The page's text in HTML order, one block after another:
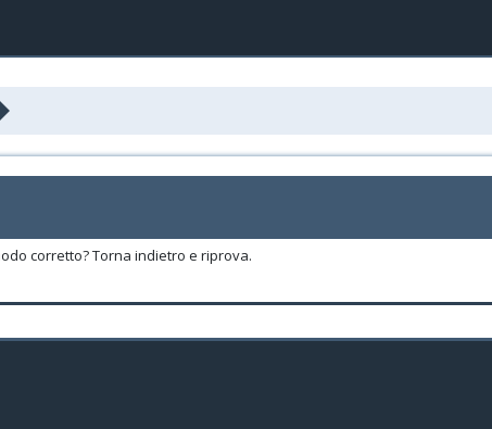
corretto? Torna indietro e riprova.